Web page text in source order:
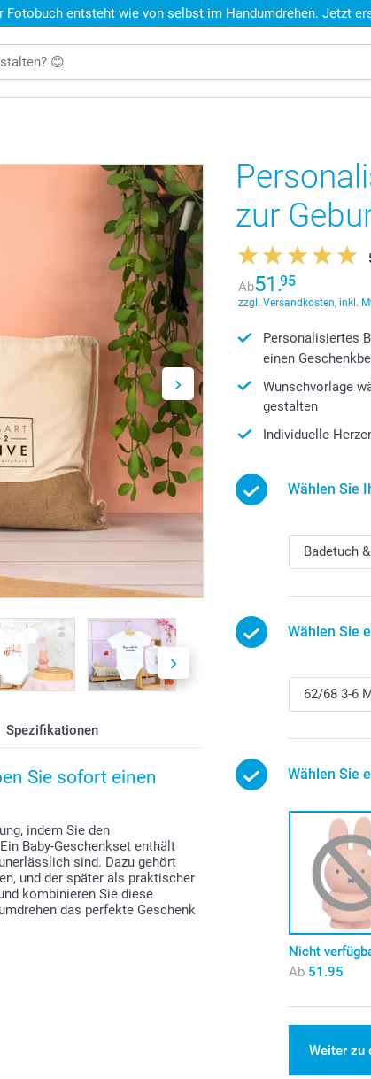
Fotobuch entsteht wie von selbst im Handumdrehen. Jetzt
Spezifikationen
Sie sofort einen
indem Sie den
Baby-Geschenkset enthält
sind. Dazu gehört
und der später als praktischer
kombinieren Sie diese
das perfekte Geschenk
zur
Ab51.95
zzgl. Versandkosten, inkl.
Personalisiertes
einen
Wunschvorlage
gestalten
Individuelle
Wählen Sie
Wählen Sie
Wählen Sie
Nicht
Ab 51.95
Weiter zu